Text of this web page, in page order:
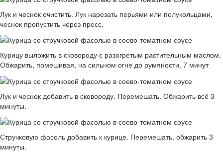
Лук и чеснок очистить. Лук нарезать перьями или полукольцами,
чеснок пропустить через пресс.
Курицу выложить в сковороду с разогретым растительным маслом.
Обжарить, помешивая, на сильном огне до румяности, 7 минут
Лук и чеснок добавить в сковороду. Перемешать. Обжарить всё 3
минуты.
Стручковую фасоль добавить к курице. Перемешать, обжарить 3
минуты.